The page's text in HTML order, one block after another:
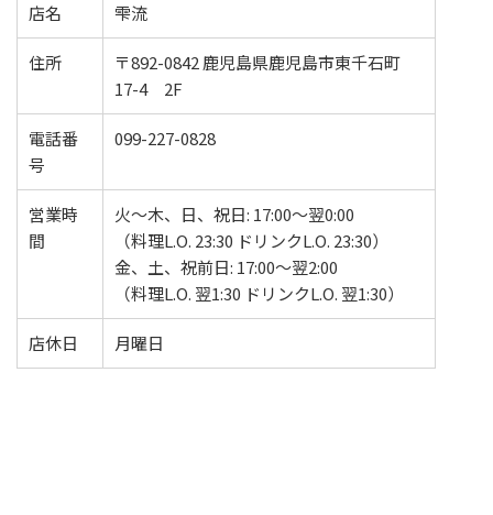
店名 雫流
住所
〒892-0842 鹿児島県鹿児島市東千石町
17-4 2F
電話番
号
099-227-0828
営業時
間
火～木、日、祝日: 17:00～翌0:00
（料理L.O. 23:30 ドリンクL.O. 23:30）
金、土、祝前日: 17:00～翌2:00
（料理L.O. 翌1:30 ドリンクL.O. 翌1:30）
店休日 月曜日